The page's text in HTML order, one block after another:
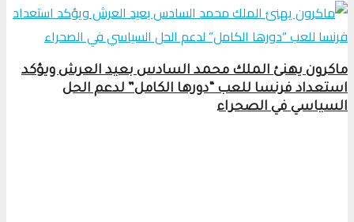
ماكرون يهنئ الملك محمد السادس بعيد العرش ويؤكد
استعداد فرنسا للعب “دورها الكامل” لدعم الحل
السياسي في الصحراء